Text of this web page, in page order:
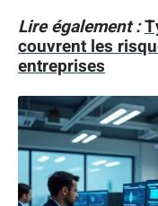
Lire également :
couvrent les
entreprises